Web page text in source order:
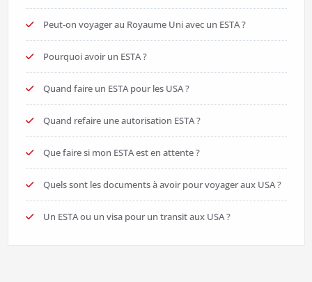
Peut-on voyager au Royaume Uni avec un ESTA ?
Pourquoi avoir un ESTA ?
Quand faire un ESTA pour les USA ?
Quand refaire une autorisation ESTA ?
Que faire si mon ESTA est en attente ?
Quels sont les documents à avoir pour voyager aux USA ?
Un ESTA ou un visa pour un transit aux USA ?